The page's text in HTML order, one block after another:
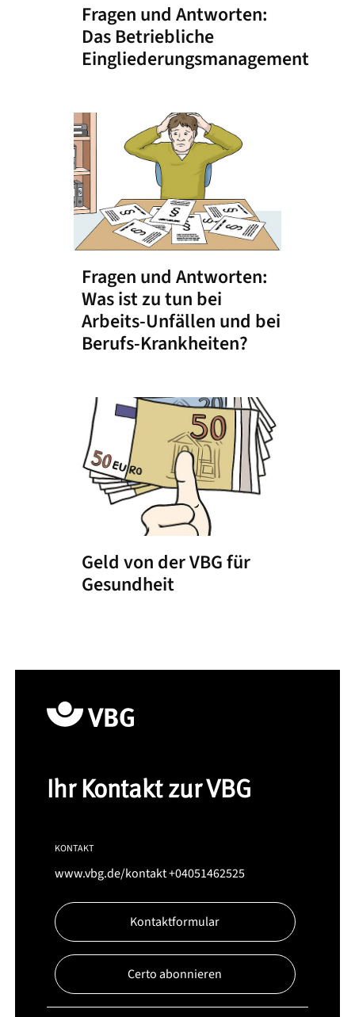
Fragen und Antworten:
Das Betriebliche
Eingliederungsmanagement
Fragen und Antworten:
Was ist zu tun bei
Arbeits-Unfällen und bei
Berufs-Krankheiten?
Geld von der VBG für
Gesundheit
Ihr Kontakt zur VBG
KONTAKT
www.vbg.de/kontakt+04051462525
Kontaktformular
Certo abonnieren